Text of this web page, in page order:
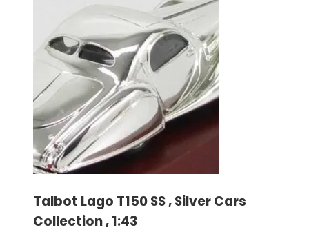
Talbot Lago T150 SS , Silver Cars
Collection , 1:43